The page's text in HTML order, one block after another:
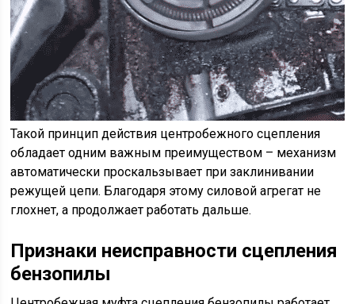
Такой принцип действия центробежного сцепления
обладает одним важным преимуществом – механизм
автоматически проскальзывает при заклинивании
режущей цепи. Благодаря этому силовой агрегат не
глохнет, а продолжает работать дальше.
Признаки неисправности сцепления
бензопилы